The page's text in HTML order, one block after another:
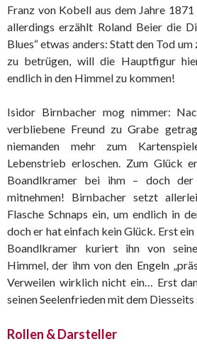
Franz von Kobell aus dem Jahre
allerdings erzählt Roland Beier die
Blues“ etwas anders: Statt den Tod
zu betrügen, will die Hauptfigur
endlich in den Himmel zu kommen!
Isidor Birnbacher mog nimmer:
verbliebene Freund zu Grabe
niemanden mehr zum
Lebenstrieb erloschen. Zum Glück
Boandlkramer bei ihm – doch
mitnehmen! Birnbacher setzt
Flasche Schnaps ein, um endlich in
doch er hat einfach kein Glück. Erst
Boandlkramer kuriert ihn von
Himmel, der ihm von den Engeln
Verweilen wirklich nicht ein… Erst
seinen Seelenfrieden mit dem Diesseits
Rollen & Darsteller